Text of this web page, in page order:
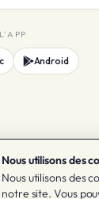
Android
Nous utilisons des
Nous utilisons des
notre site. Vous